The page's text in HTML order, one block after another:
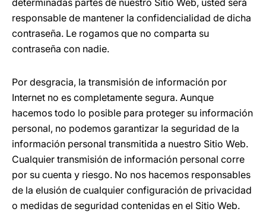
determinadas partes de nuestro Sitio Web, usted será
responsable de mantener la confidencialidad de dicha
contraseña. Le rogamos que no comparta su
contraseña con nadie.
Por desgracia, la transmisión de información por
Internet no es completamente segura. Aunque
hacemos todo lo posible para proteger su información
personal, no podemos garantizar la seguridad de la
información personal transmitida a nuestro Sitio Web.
Cualquier transmisión de información personal corre
por su cuenta y riesgo. No nos hacemos responsables
de la elusión de cualquier configuración de privacidad
o medidas de seguridad contenidas en el Sitio Web.